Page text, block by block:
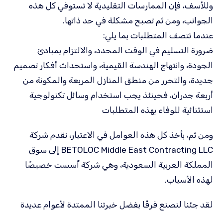
وللأسف، فإن الممارسات التقليدية لا تستوفي كل هذه
الجوانب، ومن ثم تصبح مشكلة في حد ذاتها.
عندما تتصف المتطلبات بما يلي:
ضرورة التسليم في الوقت المحدد، والالتزام بمبادئ
الجودة، وانتهاج الهندسة القيمية، واستحداث أفكار تصميم
جديدة، والتحرر من منطق المنازل المربعة والمكونة من
أربعة جدران، فحينئذ يجب استخدام وسائل تكنولوجية
استثنائية للوفاء بهذه المتطلبات
ومن ثم، بأخذ كل هذه العوامل في الاعتبار، نقدم شركة
BETOLOC Middle East Contracting LLC إلى سوق
المملكة العربية السعودية، وهي شركة أُسست خصيصًا
لهذه الأسباب.
لقد جئنا لنصنع فرقًا بفضل خبرتنا الممتدة لأعوام عديدة